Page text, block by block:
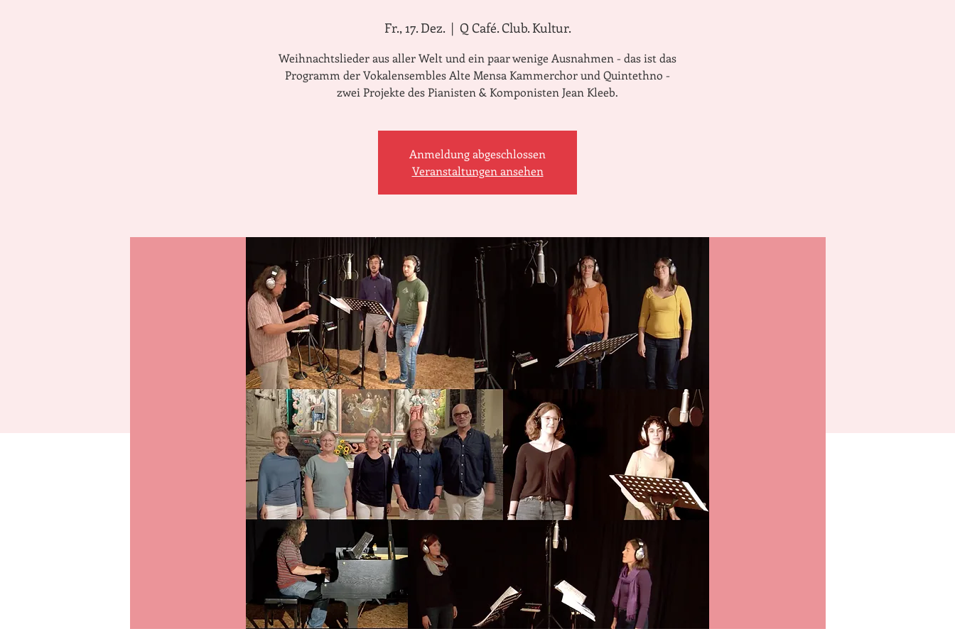
Fr., 17. Dez.
  |
Q Café. Club. Kultur.
Weihnachtslieder aus aller Welt und ein paar wenige Ausnahmen - das ist das
Programm der Vokalensembles Alte Mensa Kammerchor und Quintethno -
zwei Projekte des Pianisten & Komponisten Jean Kleeb.
Anmeldung abgeschlossen
Veranstaltungen ansehen